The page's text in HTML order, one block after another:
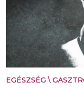
EGÉSZSÉG \